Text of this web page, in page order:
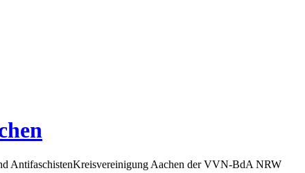
AntifaschistenKreisvereinigung Aachen der VVN-BdA NRW